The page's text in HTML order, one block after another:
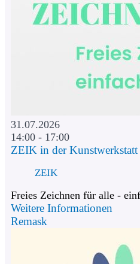
31.07.2026
14:00 - 17:00
ZEIK in der Kunstwerkstatt
ZEIK
Freies Zeichnen für alle -
Weitere Informationen
Remask